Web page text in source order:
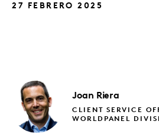
27 FEBRERO 2025
Joan Riera
CLIENT SERVICE
WORLDPANEL